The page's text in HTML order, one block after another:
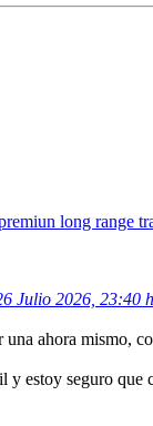
long range
Julio 2026, 23:40 h
ahora mismo,
y estoy seguro que